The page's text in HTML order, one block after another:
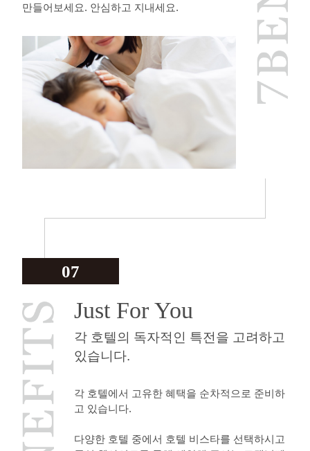
만들어보세요. 안심하고 지내세요.
07
Just For You
각 호텔의 독자적인 특전을 고려하고
있습니다.
각 호텔에서 고유한 혜택을 순차적으로 준비하
고 있습니다.
다양한 호텔 중에서 호텔 비스타를 선택하시고